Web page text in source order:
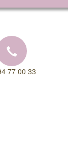
77 00 33